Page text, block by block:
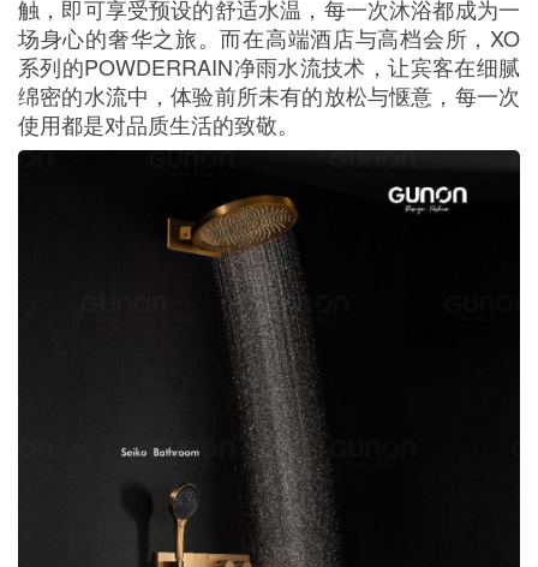
触，即可享受预设的舒适水温，每一次沐浴都成为一
场身心的奢华之旅。而在高端酒店与高档会所，XO
系列的POWDERRAIN净雨水流技术，让宾客在细腻
绵密的水流中，体验前所未有的放松与惬意，每一次
使用都是对品质生活的致敬。